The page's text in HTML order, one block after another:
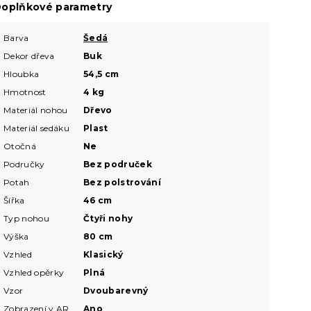
parametry
Barva
Šedá
Dekor dřeva
Buk
Hloubka
54,5 cm
Hmotnost
4 kg
Materiál nohou
Dřevo
Materiál sedáku
Plast
Otočná
Ne
Područky
Bez područek
Potah
Bez polstrování
Šířka
46 cm
Typ nohou
Čtyři nohy
Výška
80 cm
Vzhled
Klasický
Vzhled opěrky
Plná
Vzor
Dvoubarevný
Zobrazení v AR
Ano